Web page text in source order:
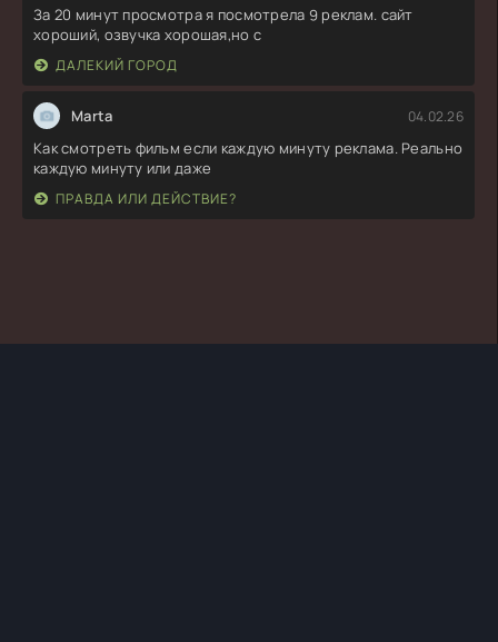
За 20 минут просмотра я посмотрела 9 реклам. сайт
хороший, озвучка хорошая,но с
ДАЛЕКИЙ ГОРОД
Marta 04.02.26
Как смотреть фильм если каждую минуту реклама. Реально
каждую минуту или даже
ПРАВДА ИЛИ ДЕЙСТВИЕ?